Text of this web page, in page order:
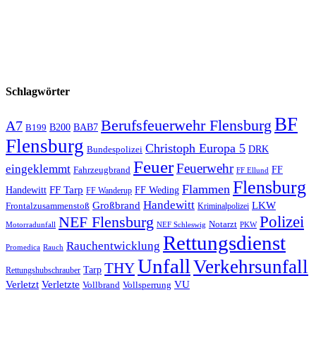
Schlagwörter
A7 B199 B200 BAB7 Berufsfeuerwehr Flensburg BF
Flensburg Bundespolizei Christoph Europa 5 DRK
eingeklemmt Fahrzeugbrand FeuerFeuerwehr FF Ellund FF
Handewitt FF Tarp FF Wanderup FF Weding Flammen Flensburg
Frontalzusammenstoß Großbrand Handewitt Kriminalpolizei LKW
Motorradunfall NEF Flensburg NEF Schleswig Notarzt PKW Polizei
Promedica Rauch Rauchentwicklung Rettungsdienst
Rettungshubschrauber Tarp THYUnfall Verkehrsunfall
Verletzt Verletzte Vollbrand Vollsperrung VU